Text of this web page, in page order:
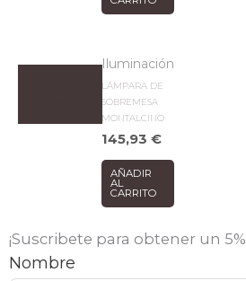
Iluminación
LÁMPARA DE
SOBREMESA
MONTALCINO
145,93€
AÑADIR
AL
CARRITO
¡Suscribete para obtener un
Nombre